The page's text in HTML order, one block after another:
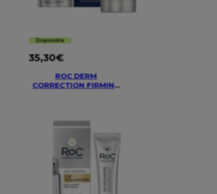
Disponible
35,30€
ROC DERM
CORRECTION FIRMING